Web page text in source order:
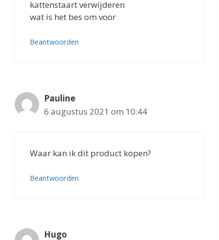
kattenstaart verwijderen
wat is het bes om voor
Beantwoorden
Pauline
6 augustus 2021 om 10:44
Waar kan ik dit product kopen?
Beantwoorden
Hugo